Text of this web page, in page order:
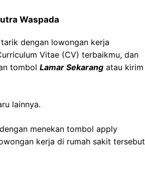
Waspada
dengan lowongan kerja
Vitae (CV) terbaikmu, dan
tombol Lamar Sekarang atau kirim
lainnya.
menekan tombol apply
kerja di rumah sakit tersebut